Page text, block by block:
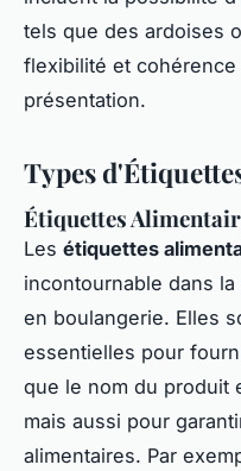
tels que des ardoises
flexibilité et
présentation.
Types
Étiquettes
Les étiquettes
incontournable dans
en boulangerie. Elles
essentielles pour
que le nom du produit
mais aussi pour
alimentaires. Par